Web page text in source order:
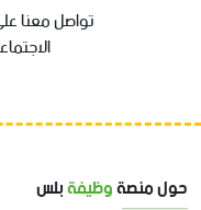
تواصل معنا
حول منصةوظيفةبلس